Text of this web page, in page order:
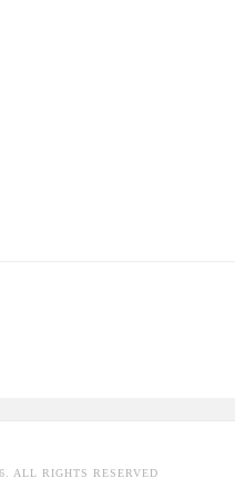
ALL RIGHTS RESERVED